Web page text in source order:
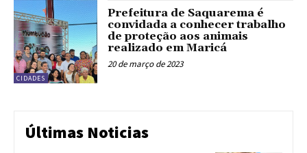
CIDADES
Prefeitura de Saquarema é
convidada a conhecer trabalho
de proteção aos animais
realizado em Maricá
20 de março de 2023
Últimas Noticias